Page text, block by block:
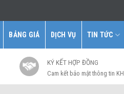
BẢNG GIÁ DỊCH VỤ TIN TỨC
KÝ KẾT HỢP ĐỒNG
Cam kết bảo mật thông tin KH